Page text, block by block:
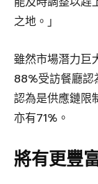
之地。」
雖然市場潛力巨
88%受訪餐廳認
認為是供應鏈限
亦有71%。
將有更豐